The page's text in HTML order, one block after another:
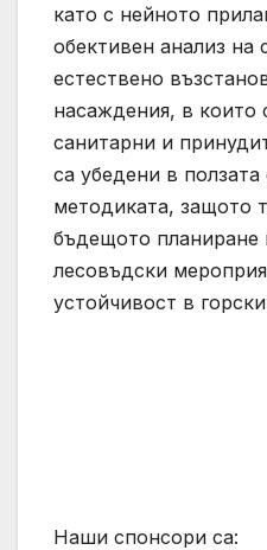
като с нейното
обективен анализ на
естествено
насаждения, в които
санитарни и
са убедени в
методиката, защото
бъдещото планиране
лесовъдски
устойчивост в
Наши спонсори са: